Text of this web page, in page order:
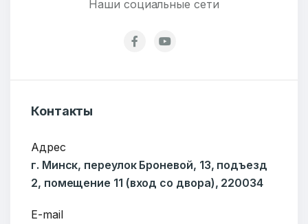
Email:
Тел./Факс:
+375 (17) 235-04-48
Подпишитесь:
Наши социальные сети
Контакты
Адрес
г. Минск, переулок Броневой, 13, подъезд
2, помещение 11 (вход со двора), 220034
E-mail